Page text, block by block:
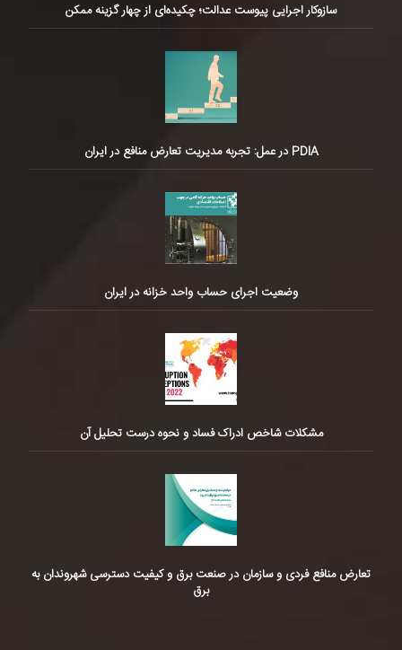
سازوکار اجرایی پیوست عدالت؛ چکیده‌ای از چهار گزینه ممکن
PDIA در عمل: تجربه مدیریت تعارض منافع در ایران
وضعیت اجرای حساب واحد خزانه در ایران
مشکلات شاخص ادراک فساد و نحوه درست تحلیل آن
تعارض منافع فردی و سازمان در صنعت برق و کیفیت دسترسی شهروندان به
برق